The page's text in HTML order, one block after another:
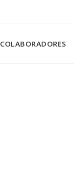
COLABORADORES